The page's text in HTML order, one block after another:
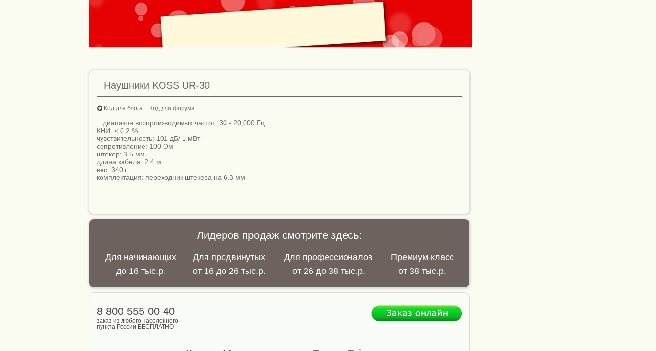
Наушники KOSS UR-30
Код для блога Код для форума
диапазон воспроизводимых частот: 30 - 20,000 Гц
КНИ: < 0.2 %
чувствительность: 101 дБ/ 1 мВт
сопротивление: 100 Ом
штекер: 3.5 мм
длина кабеля: 2.4 м
вес: 340 г
комплектация: переходник штекера на 6.3 мм.
Лидеров продаж смотрите здесь:
Для начинающих
до 16 тыс.р.
Для продвинутых
от 16 до 26 тыс.р.
Для профессионалов
от 26 до 38 тыс.р.
Премиум-класс
от 38 тыс.р.
8-800-555-00-40
заказ из любого населенного
пункта России БЕСПЛАТНО